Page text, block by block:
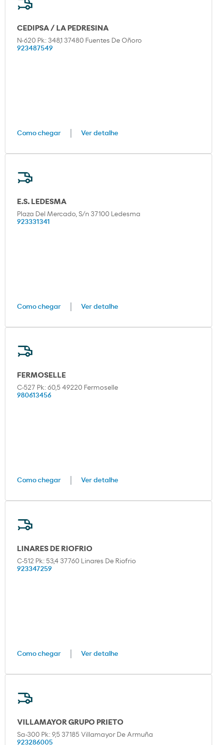
CEDIPSA / LA PEDRESINA
N-620 Pk: 348,1 37480 Fuentes De Oñoro
923487549
Como chegar Ver detalhe
E.S. LEDESMA
Plaza Del Mercado, S/n 37100 Ledesma
923331341
Como chegar Ver detalhe
FERMOSELLE
C-527 Pk: 60,5 49220 Fermoselle
980613456
Como chegar Ver detalhe
LINARES DE RIOFRIO
C-512 Pk: 53,4 37760 Linares De Riofrio
923347259
Como chegar Ver detalhe
VILLAMAYOR GRUPO PRIETO
Sa-300 Pk: 9,5 37185 Villamayor De Armuña
923286005